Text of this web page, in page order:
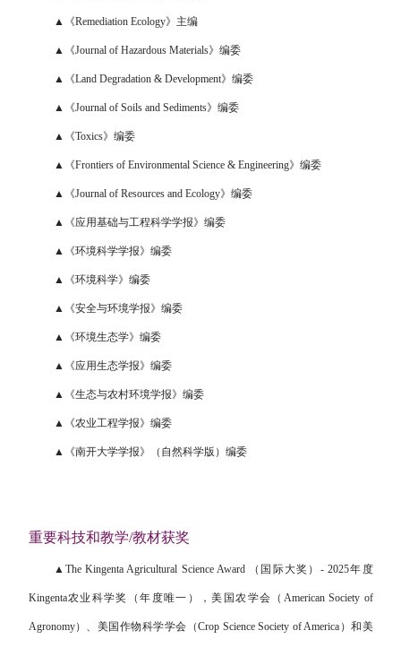
▲《Remediation Ecology》主编
▲《Journal of Hazardous Materials》编委
▲《Land Degradation & Development》编委
▲《Journal of Soils and Sediments》编委
▲《Toxics》编委
▲《Frontiers of Environmental Science & Engineering》编委
▲《Journal of Resources and Ecology》编委
▲《应用基础与工程科学学报》编委
▲《环境科学学报》编委
▲《环境科学》编委
▲《安全与环境学报》编委
▲《环境生态学》编委
▲《应用生态学报》编委
▲《生态与农村环境学报》编委
▲《农业工程学报》编委
▲《南开大学学报》（自然科学版）编委
重要科技和教学/教材获奖
▲The Kingenta Agricultural Science Award （国际大奖）- 2025年度
Kingenta农业科学奖（年度唯一），美国农学会（American Society of
Agronomy）、美国作物科学学会（Crop Science Society of America）和美